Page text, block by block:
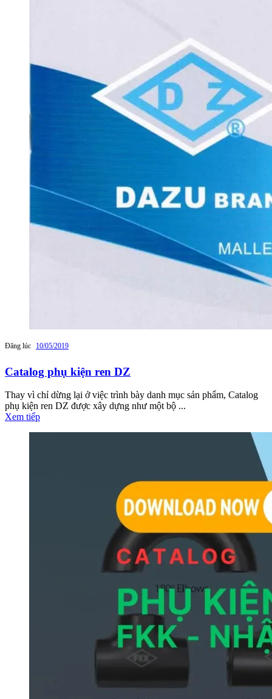
Đăng lúc 10/05/2019
Catalog phụ kiện ren DZ
Thay vì chỉ dừng lại ở việc trình bày danh mục sản phẩm, Catalog
phụ kiện ren DZ được xây dựng như một bộ ...
Xem tiếp